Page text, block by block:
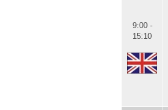
9:00 -
15:10